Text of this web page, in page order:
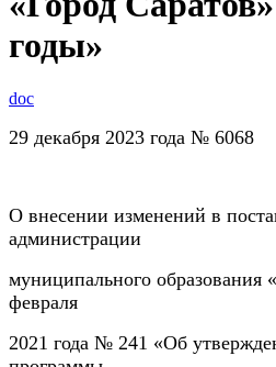
годы»
doc
29 декабря 2023 года № 6068
О внесении изменений в
администрации
муниципального образования
февраля
2021 года № 241 «Об